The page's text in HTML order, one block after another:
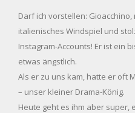
Darf ich vorstellen: Gioacchino,
italienisches Windspiel und
Instagram-Accounts! Er ist ein
etwas ängstlich.
Als er zu uns kam, hatte er oft
– unser kleiner Drama-König.
Heute geht es ihm aber super,